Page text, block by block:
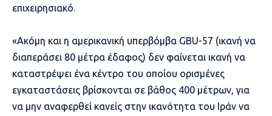
επιχειρησιακό.
«Ακόμη και η αμερικανική υπερβόμβα GBU-57 (ικανή να
διαπεράσει 80 μέτρα έδαφος) δεν φαίνεται ικανή να
καταστρέψει ένα κέντρο του οποίου ορισμένες
εγκαταστάσεις βρίσκονται σε βάθος 400 μέτρων, για
να μην αναφερθεί κανείς στην ικανότητα του Ιράν να